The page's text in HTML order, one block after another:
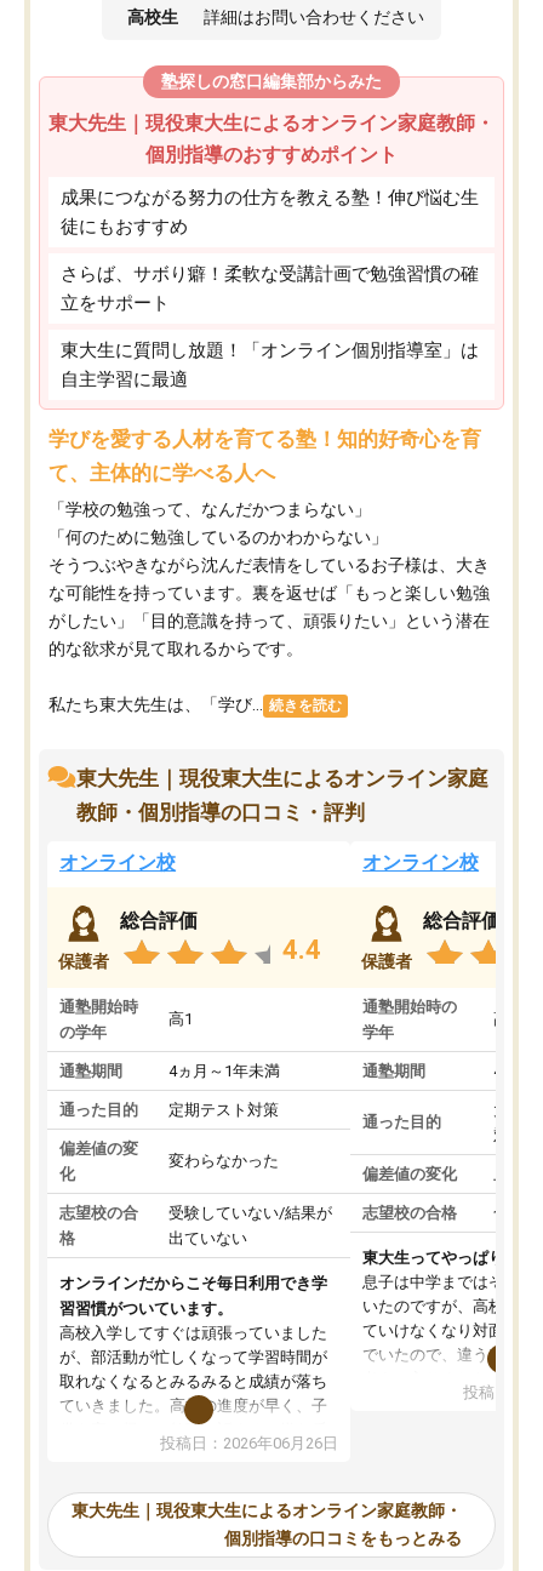
高校生 詳細はお問い合わせください
塾探しの窓口編集部からみた
東大先生｜現役東大生によるオンライン家庭教師・
個別指導のおすすめポイント
成果につながる努力の仕方を教える塾！伸び悩む生
徒にもおすすめ
さらば、サボり癖！柔軟な受講計画で勉強習慣の確
立をサポート
東大生に質問し放題！「オンライン個別指導室」は
自主学習に最適
学びを愛する人材を育てる塾！知的好奇心を育
て、主体的に学べる人へ
「学校の勉強って、なんだかつまらない」
「何のために勉強しているのかわからない」
そうつぶやきながら沈んだ表情をしているお子様は、大き
な可能性を持っています。裏を返せば「もっと楽しい勉強
がしたい」「目的意識を持って、頑張りたい」という潜在
的な欲求が見て取れるからです。
私たち東大先生は、「学び... 続きを読む
東大先生｜現役東大生によるオンライン家庭
教師・個別指導の口コミ・評判
オンライン校
保護者
総合評価
4.4
通塾開始時
の学年
高1
通塾期間 4ヵ月～1年未満
通った目的 定期テスト対策
偏差値の変
化
変わらなかった
志望校の合
格
受験していない/結果が
出ていない
オンラインだからこそ毎日利用でき学
習習慣がついています。
高校入学してすぐは頑張っていました
が、部活動が忙しくなって学習時間が
取れなくなるとみるみると成績が落ち
ていきました。高校の進度が早く、子
供も家に帰って勉強の話すると嫌な反
応を示します。東大先生にお願いして
れるので、親としても安心です。毎日
使える自習室とかもあり、わからない
ところがあれば先生が回答してくれる
投稿日：2026年06月26日
オンライン校
保護者
総合評価
通塾開始時の
学年
高3
通塾期間 4ヵ月
通った目的
大学
対策
偏差値の変化 上が
志望校の合格 合格
東大生ってやっぱりすご
息子は中学まではそこそ
いたのですが、高校に入
ていけなくなり対面の塾
でいたので、違うアプロ
で、当初は模試でD判定
自習室が毎日使えていつ
るのが心強かったよう
謝です。
投稿日：
東大先生｜現役東大生によるオンライン家庭教師・
個別指導の口コミをもっとみる